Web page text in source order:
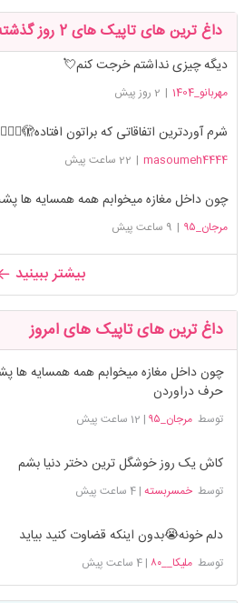
داغ ترین های تاپیک های 2 روز گذشته
دیگه چیزی نداشتم خرجت کنم💘
مهربانو_1404 | 2 روز پیش
شرم آوردترین اتفاقاتی که براتون افتاده🫣🤦🏻‍♀️🤣😂
masoumeh4444
| 22 ساعت پیش
چون داخل مغازه میخوابم همه همسایه ها
مرجان_۹۵ | 9 ساعت پیش
بیشتر ببینید
داغ ترین های تاپیک های امروز
چون داخل مغازه میخوابم همه همسایه ها
حرف دراوردن
توسطمرجان_۹۵ | 12 ساعت پیش
کاش یک روز خوشگل ترین دختر دنیا بشم
توسطخمسربسته |4 ساعت پیش
دلم خونه😭بدون اینکه قضاوت کنید بیاید
توسطملیکا__۸۰ |4 ساعت پیش